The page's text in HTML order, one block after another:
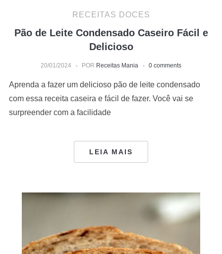
RECEITAS DOCES
Pão de Leite Condensado Caseiro Fácil e
Delicioso
20/01/2024 POR Receitas Mania 0 comments
Aprenda a fazer um delicioso pão de leite condensado
com essa receita caseira e fácil de fazer. Você vai se
surpreender com a facilidade
LEIA MAIS